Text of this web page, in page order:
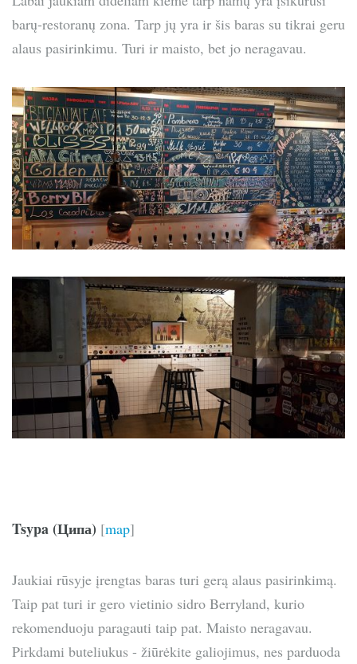
barų-restoranų zona. Tarp jų yra ir šis baras su tikrai geru
alaus pasirinkimu. Turi ir maisto, bet jo neragavau.
Tsypa (Ципа) [map]
Jaukiai rūsyje įrengtas baras turi gerą alaus pasirinkimą.
Taip pat turi ir gero vietinio sidro Berryland, kurio
rekomenduoju paragauti taip pat. Maisto neragavau.
Pirkdami buteliukus - žiūrėkite galiojimus, nes parduoda